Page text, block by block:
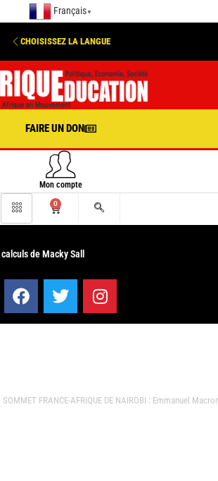
Français ▼
CHOISISSEZ LA LANGUE
FAIRE UN DON
Mon compte
0
de Macky Sall
SOMMET FRANCE-AFRIQUE DE NAIROBI : Emmanuel